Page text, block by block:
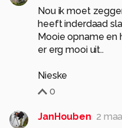
Nou ik moet
heeft inderdaad
Mooie opname en
er erg mooi uit..
Nieske
0
JanHouben 2